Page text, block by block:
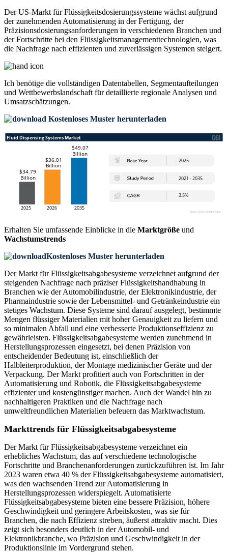
Der US-Markt für Flüssigkeitsdosierungssysteme wächst aufgrund
der zunehmenden Automatisierung in der Fertigung, der
Präzisionsdosierungsanforderungen in verschiedenen Branchen und
der Fortschritte bei den Flüssigkeitsmanagementtechnologien, was
die Nachfrage nach effizienten und zuverlässigen Systemen steigert.
Ich benötige die vollständigen Datentabellen, Segmentaufteilungen
und Wettbewerbslandschaft für detaillierte regionale Analysen und
Umsatzschätzungen.
Kostenloses Muster herunterladen
Erhalten Sie umfassende Einblicke in die Marktgröße und
Wachstumstrends
Kostenloses Muster herunterladen
Der Markt für Flüssigkeitsabgabesysteme verzeichnet aufgrund der
steigenden Nachfrage nach präziser Flüssigkeitshandhabung in
Branchen wie der Automobilindustrie, der Elektronikindustrie, der
Pharmaindustrie sowie der Lebensmittel- und Getränkeindustrie ein
stetiges Wachstum. Diese Systeme sind darauf ausgelegt, bestimmte
Mengen flüssiger Materialien mit hoher Genauigkeit zu liefern und
so minimalen Abfall und eine verbesserte Produktionseffizienz zu
gewährleisten. Flüssigkeitsabgabesysteme werden zunehmend in
Herstellungsprozessen eingesetzt, bei denen Präzision von
entscheidender Bedeutung ist, einschließlich der
Halbleiterproduktion, der Montage medizinischer Geräte und der
Verpackung. Der Markt profitiert auch von Fortschritten in der
Automatisierung und Robotik, die Flüssigkeitsabgabesysteme
effizienter und kostengünstiger machen. Auch der Wandel hin zu
nachhaltigeren Praktiken und die Nachfrage nach
umweltfreundlichen Materialien befeuern das Marktwachstum.
Markttrends für Flüssigkeitsabgabesysteme
Der Markt für Flüssigkeitsabgabesysteme verzeichnet ein
erhebliches Wachstum, das auf verschiedene technologische
Fortschritte und Branchenanforderungen zurückzuführen ist. Im Jahr
2023 waren etwa 40 % der Flüssigkeitsabgabesysteme automatisiert,
was den wachsenden Trend zur Automatisierung in
Herstellungsprozessen widerspiegelt. Automatisierte
Flüssigkeitsabgabesysteme bieten eine bessere Präzision, höhere
Geschwindigkeit und geringere Arbeitskosten, was sie für
Branchen, die nach Effizienz streben, äußerst attraktiv macht. Dies
zeigt sich besonders deutlich in der Automobil- und
Elektronikbranche, wo Präzision und Geschwindigkeit in der
Produktionslinie im Vordergrund stehen.